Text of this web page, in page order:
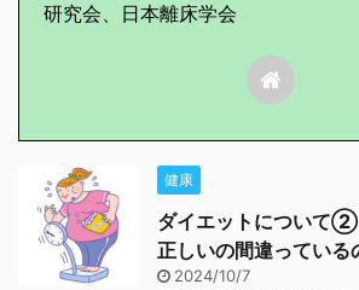
研究会、日本離床学会
健康
ダイエットについて②
正しいの間違っている
2024/10/7